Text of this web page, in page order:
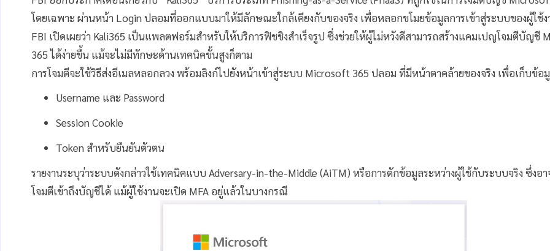
โดยเฉพาะ ผ่านหน้า Login ปลอมที่ออกแบบมาให้มีลักษณะใกล้เคียงกับของจริง เพื่อหลอกขโมยข้อมูลการเข้าสู่ระบบของผู้ใช้ง
FBI เปิดเผยว่า Kali365 เป็นแพลตฟอร์มสำหรับให้บริการฟิชชิงสำเร็จรูป ซึ่งช่วยให้ผู้ไม่หวังดีสามารถสร้างแคมเปญโจมตีบัญชี
365 ได้ง่ายขึ้น แม้จะไม่มีทักษะด้านเทคนิคขั้นสูงก็ตาม
การโจมตีจะใช้วิธีส่งอีเมลหลอกลวง พร้อมลิงก์ไปยังหน้าเข้าสู่ระบบ Microsoft 365 ปลอม ที่มีหน้าตาคล้ายของจริง เพื่อเก็บข้อ
Username และ Password
Session Cookie
Token สำหรับยืนยันตัวตน
รายงานระบุว่าระบบดังกล่าวใช้เทคนิคแบบ Adversary-in-the-Middle (AiTM) หรือการดักข้อมูลระหว่างผู้ใช้กับระบบจริง ซึ่งอ
โจมตีเข้าถึงบัญชีได้ แม้ผู้ใช้งานจะเปิด MFA อยู่แล้วในบางกรณี